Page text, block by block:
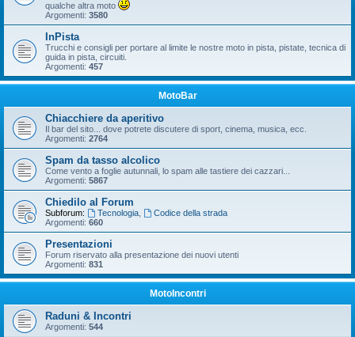
qualche altra moto
Argomenti: 3580
InPista
Trucchi e consigli per portare al limite le nostre moto in pista, pistate, tecnica di
guida in pista, circuiti.
Argomenti: 457
MotoBar
Chiacchiere da aperitivo
Il bar del sito... dove potrete discutere di sport, cinema, musica, ecc.
Argomenti: 2764
Spam da tasso alcolico
Come vento a foglie autunnali, lo spam alle tastiere dei cazzari...
Argomenti: 5867
Chiedilo al Forum
Subforum: Tecnologia,
Codice della strada
Argomenti: 660
Presentazioni
Forum riservato alla presentazione dei nuovi utenti
Argomenti: 831
MotoIncontri
Raduni & Incontri
Argomenti: 544